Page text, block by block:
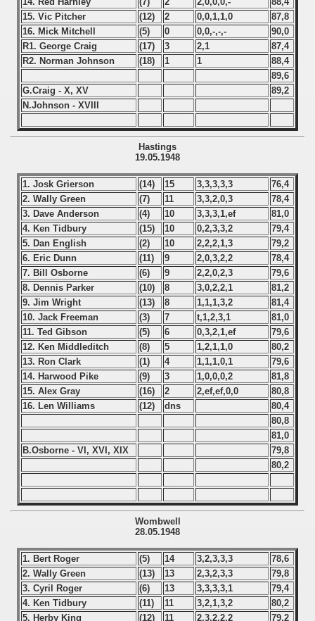
15. Vic Pitcher
(12) 2 0,0,1,1,0
87,8
16. Mick Mitchell
(5) 0 0,0,-,-,-
90,0
R1. George Craig
(17) 3 2,1
87,4
R2. Norman Johnson
(18) 1 1
88,4
89,6
G.Craig - X, XV
89,2
N.Johnson - XVIII
Hastings
19.05.1948
1. Josk Grierson (14) 15 3,3,3,3,3
76,4
2. Wally Green
(7) 11 3,3,2,0,3
78,4
3. Dave Anderson
(4) 10 3,3,3,1,ef
81,0
4. Ken Tidbury
(15) 10 0,2,3,3,2
79,4
5. Dan English
(2) 10 2,2,2,1,3
79,2
6. Eric Dunn
(11) 9 2,0,3,2,2
78,4
7. Bill Osborne
(6) 9 2,2,0,2,3
79,6
8. Dennis Parker
(10) 8 3,0,2,2,1
81,2
9. Jim Wright
(13) 8 1,1,1,3,2
81,4
10. Jack Freeman
(3) 7 t,1,2,3,1
81,0
11. Ted Gibson
(5) 6 0,3,2,1,ef
79,6
12. Ken Middleditch
(8) 5 1,2,1,1,0
80,2
13. Ron Clark
(1) 4 1,1,1,0,1
79,6
14. Harwood Pike
(9) 3 1,0,0,0,2
81,8
15. Alex Gray
(16) 2 2,ef,ef,0,0
80,8
16. Len Williams
(12) dns
80,4
80,8
81,0
B.Osborne - VI, XVI, XIX
79,8
80,2
Wombwell
28.05.1948
1. Bert Roger (5) 14 3,2,3,3,3
78,6
2. Wally Green
(13) 13 2,3,2,3,3
79,8
3. Cyril Roger
(6) 13 3,3,3,3,1
79,4
4. Ken Tidbury
(11) 11 3,2,1,3,2
80,2
5. Herby King
(12) 11 2,3,2,2,2
79,2